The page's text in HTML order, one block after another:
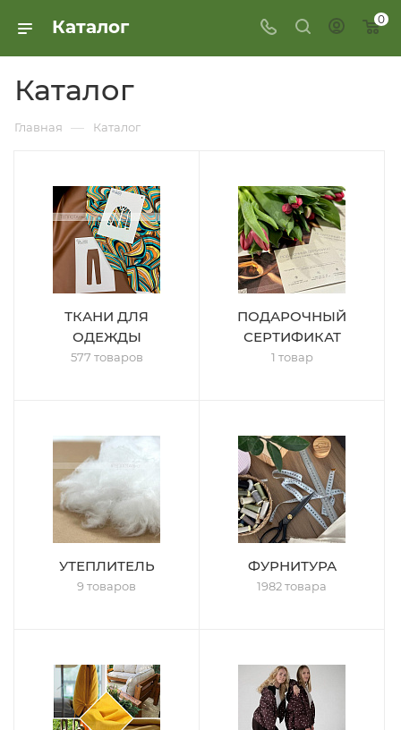
Каталог 0
Каталог
Главная — Каталог
ТКАНИ ДЛЯ
ОДЕЖДЫ
577 товаров
ПОДАРОЧНЫЙ
СЕРТИФИКАТ
1 товар
УТЕПЛИТЕЛЬ
9 товаров
ФУРНИТУРА
1982 товара